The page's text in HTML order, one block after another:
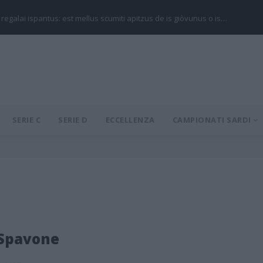
regalai ispantus: est mellus scumiti apitzus de is giòvunus o is…
SERIE C SERIE D ECCELLENZA CAMPIONATI SARDI